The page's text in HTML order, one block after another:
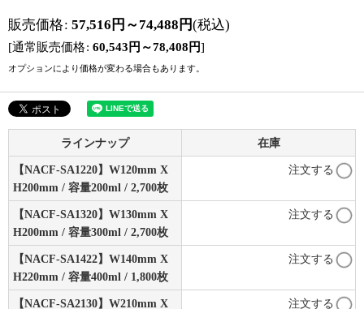
販売価格: 57,516 円 ～74,488 円(税込)
[通常販売価格: 60,543 円 ～78,408 円]
オプションにより価格が変わる場合もあります。
ラインナップ 在庫
【NACF-SA1220】W120mm X
H200mm / 容量200ml / 2,700枚
注文する
【NACF-SA1320】W130mm X
H200mm / 容量300ml / 2,700枚
注文する
【NACF-SA1422】W140mm X
H220mm / 容量400ml / 1,800枚
注文する
【NACF-SA2130】W210mm X
注文する